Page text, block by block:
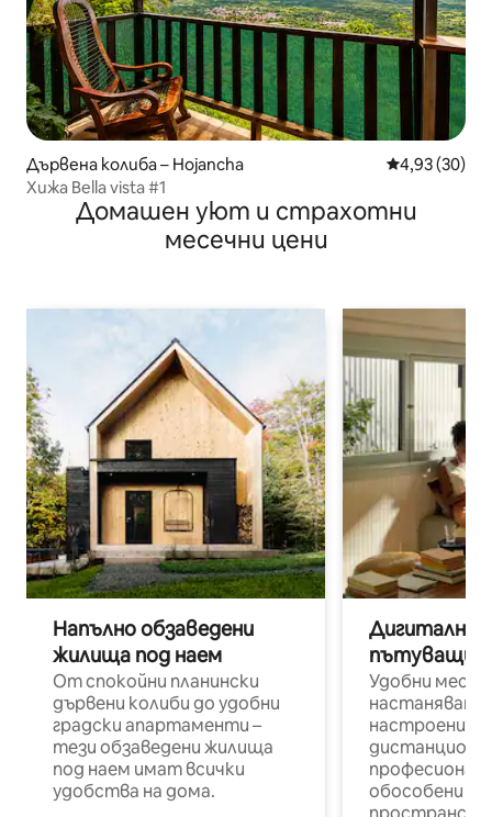
Дървена колиба – Hojancha Средна
4,93 (30)
Хижа Bella vista #1
Домашен уют и страхотни
месечни цени
Напълно обзаведени
жилища под наем
От спокойни планински
дървени колиби до удобни
градски апартаменти –
тези обзаведени жилища
под наем имат всички
удобства на дома.
Дигитални
пътуващи
Удобни
настаняване
настроени и
обособени